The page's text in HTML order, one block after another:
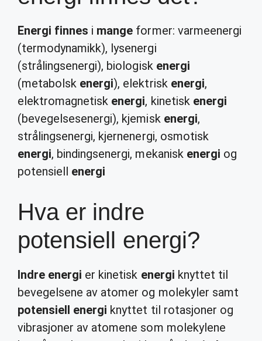
Energi finnes i mange former: varmeenergi
(termodynamikk), lysenergi
(strålingsenergi), biologisk energi
(metabolsk energi), elektrisk energi,
elektromagnetisk energi, kinetisk energi
(bevegelsesenergi), kjemisk energi,
strålingsenergi, kjernenergi, osmotisk
energi, bindingsenergi, mekanisk energi og
potensiell energi
Hva er indre
potensiell energi?
Indre energi er kinetisk energi knyttet til
bevegelsene av atomer og molekyler samt
potensiell energi knyttet til rotasjoner og
vibrasjoner av atomene som molekylene